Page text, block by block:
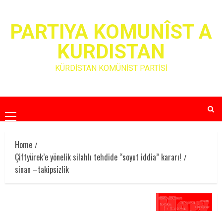
contentPARTIYA KOMUNÎST A
KURDISTAN
KÜRDİSTAN KOMÜNİST PARTİSİ
Primary
Menu
Home
Çiftyürek’e yönelik silahlı tehdide “soyut iddia” kararı!
sinan –takipsizlik